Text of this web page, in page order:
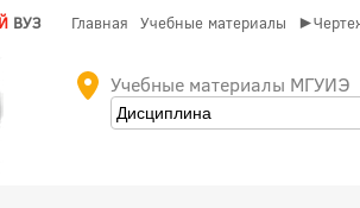
ВУЗ Главная Учебные материалы
Учебные материалы МГУИЭ